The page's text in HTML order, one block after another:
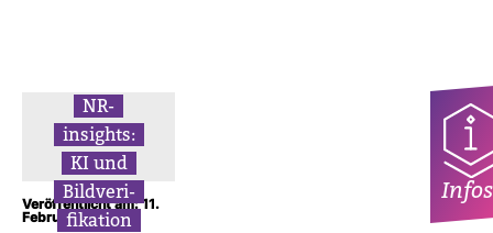
NR-​
insights:
KI und
Bild­ve­ri­
fi­ka­tion
Veröffentlicht am: 11.
Februar 2026
Infos